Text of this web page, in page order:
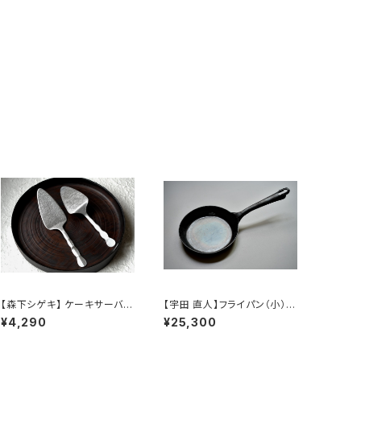
【森下シゲキ】 ケーキサーバー
/【Shigeki Morishita】cake
server
¥4,290
【宇田 直人】フライパン（小）/
【 Naoto Uda 】Frying pan
（S）
¥25,300